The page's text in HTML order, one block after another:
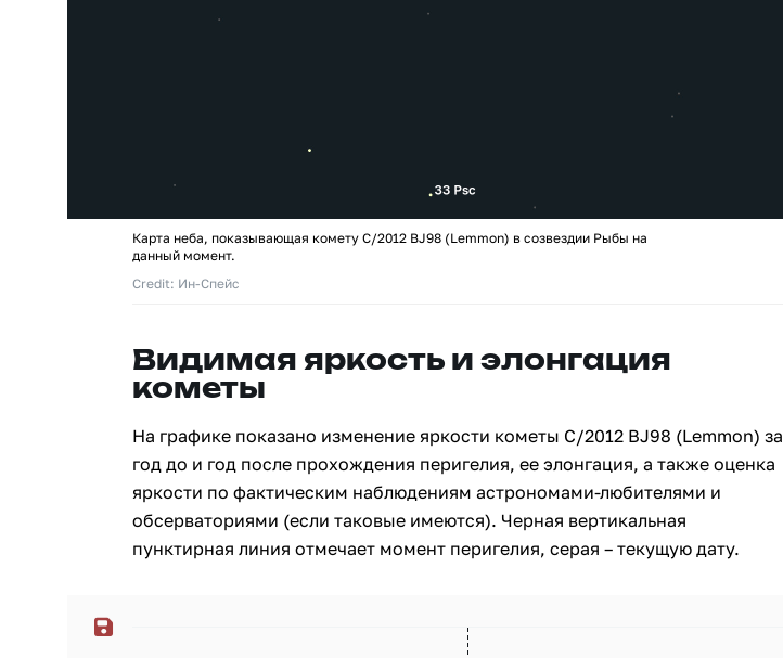
Карта неба, показывающая комету C/2012 BJ98 (Lemmon) в созвездии Рыбы на
данный момент.
Credit: Ин-Спейс
Видимая яркость и элонгация
кометы
На графике показано изменение яркости кометы C/2012 BJ98 (Lemmon) за
год до и год после прохождения перигелия, ее элонгация, а также оценка
яркости по фактическим наблюдениям астрономами-любителями и
обсерваториями (если таковые имеются). Черная вертикальная
пунктирная линия отмечает момент перигелия, серая – текущую дату.